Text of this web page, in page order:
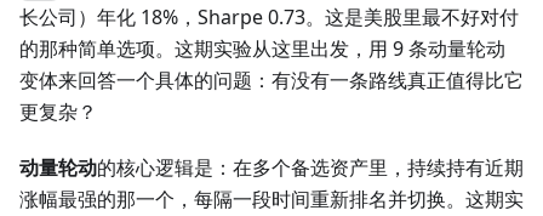
长公司）年化 18%，Sharpe 0.73。这是美股里最不好对付
的那种简单选项。这期实验从这里出发，用 9 条动量轮动
变体来回答一个具体的问题：有没有一条路线真正值得比它
更复杂？
动量轮动的核心逻辑是：在多个备选资产里，持续持有近期
涨幅最强的那一个，每隔一段时间重新排名并切换。这期实